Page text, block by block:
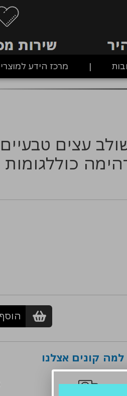
מרכז הידע
עצים טבעיים
כוללגומות
למה קונים אצלנו